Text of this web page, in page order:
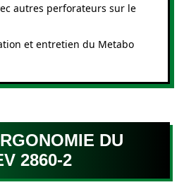
autres perforateurs sur le
et entretien du Metabo
DU
2860-2